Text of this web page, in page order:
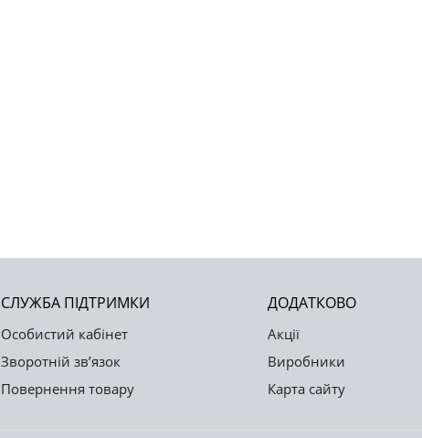
СЛУЖБА ПІДТРИМКИ
Особистий кабінет
Зворотній зв’язок
Повернення товару
ДОДАТКОВО
Акції
Виробники
Карта сайту